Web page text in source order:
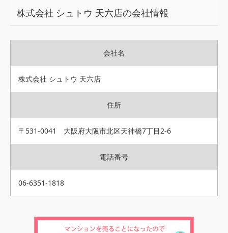
運営会社
掲載受付窓口はこちら
株式会社 シュトウ 天六店の会社情報
会社名
株式会社 シュトウ 天六店
住所
〒531-0041 大阪府大阪市北区天神橋7丁目2-6
電話番号
06-6351-1818